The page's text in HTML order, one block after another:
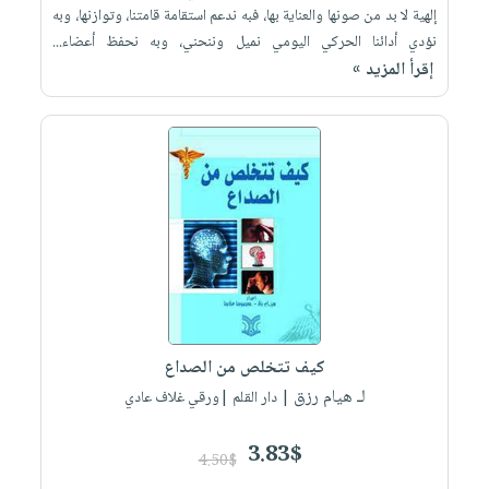
إلهية لا بد من صونها والعناية بها، فبه ندعم استقامة قامتنا، وتوازنها، وبه
نؤدي أدائنا الحركي اليومي نميل وننحني، وبه نحفظ أعضاء...
إقرأ المزيد »
كيف تتخلص من الصداع
لـ هيام رزق | دار القلم |ورقي غلاف عادي
3.83$
4.50$